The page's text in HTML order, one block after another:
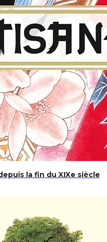
la fin du XIXe siècle